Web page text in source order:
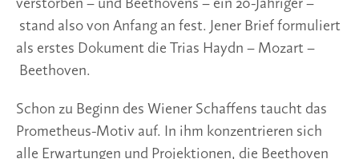
verstorben – und Beethovens – ein 20-Jähriger –
stand also von Anfang an fest. Jener Brief formuliert
als erstes Dokument die Trias Haydn – Mozart –
Beethoven.
Schon zu Beginn des Wiener Schaffens taucht das
Prometheus-Motiv auf. In ihm konzentrieren sich
alle Erwartungen und Projektionen, die Beethoven